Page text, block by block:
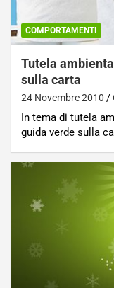
COMPORTAMENTI
Tutela
sulla carta
24 Novembre 2010
In tema di tutela
guida verde sulla